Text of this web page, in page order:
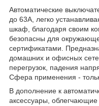
Автоматические
до 63А, легко
шкаф, благодаря своим
безопасны для
сертификатами.
домашних и офисных
перегрузок, падения
Сфера применения -
В дополнение к
аксессуары,